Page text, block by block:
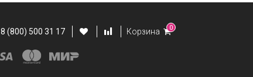
8 (800) 500 31 17 Корзина 0